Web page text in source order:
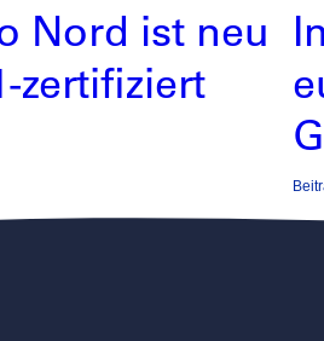
Nord ist neu
zertifiziert